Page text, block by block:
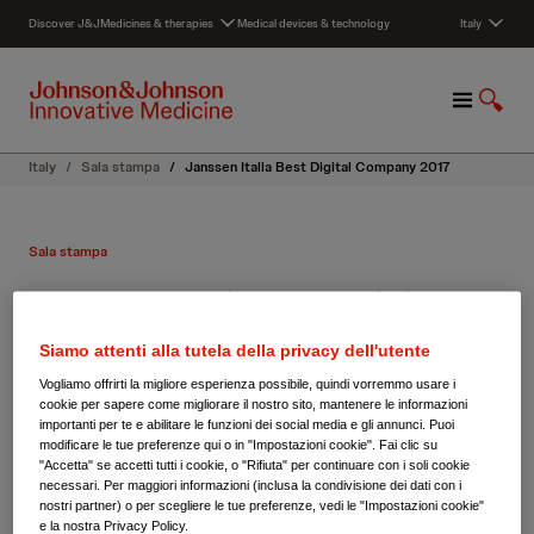
c
Discover J&JMedicines & therapies Medical devices & technology Italy
M
n
S
o
r
Italy / Sala stampa / Janssen Italia Best Digital Company 2017
Sala stampa
Janssen Italia Best Digital
Company 2017
Siamo attenti alla tutela della privacy dell'utente
Vogliamo offrirti la migliore esperienza possibile, quindi vorremmo usare i
cookie per sapere come migliorare il nostro sito, mantenere le informazioni
importanti per te e abilitare le funzioni dei social media e gli annunci. Puoi
modificare le tue preferenze qui o in "Impostazioni cookie". Fai clic su
"Accetta" se accetti tutti i cookie, o "Rifiuta" per continuare con i soli cookie
necessari. Per maggiori informazioni (inclusa la condivisione dei dati con i
nostri partner) o per scegliere le tue preferenze, vedi le "Impostazioni cookie"
e la nostra Privacy Policy.